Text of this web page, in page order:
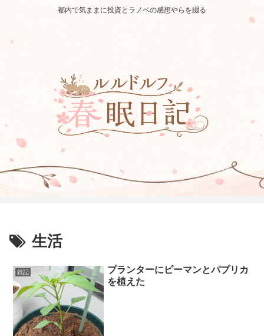
都内で気ままに投資とラノベの感想やらを綴る
生活
雑記
プランターにピーマンとパプリカ
を植えた